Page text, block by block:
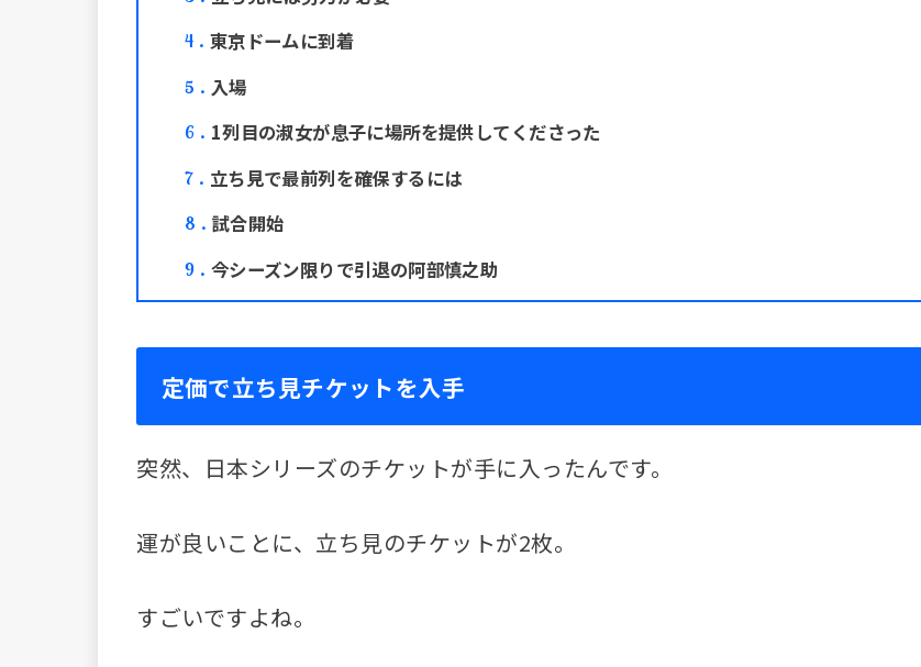
4 東京ドームに到着
5 入場
6 1列目の淑女が息子に場所を提供してくださった
7 立ち見で最前列を確保するには
8 試合開始
9 今シーズン限りで引退の阿部慎之助
定価で立ち見チケットを入手
突然、日本シリーズのチケットが手に入ったんです。
運が良いことに、立ち見のチケットが2枚。
すごいですよね。